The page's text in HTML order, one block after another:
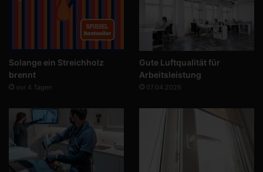
Solange ein Streichholz
brennt
vor 4 Tagen
Gute Luftqualität für
Arbeitsleistung
07.04.2026